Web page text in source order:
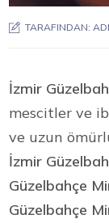
TARAFINDAN:
İzmir
mescitler ve
ve uzun
İzmir
Güzelbahçe
Güzelbahçe